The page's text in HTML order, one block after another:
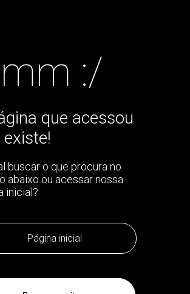
:/
que acessou
existe!
buscar o que procura no
abaixo ou acessar nossa
inicial?
Página inicial